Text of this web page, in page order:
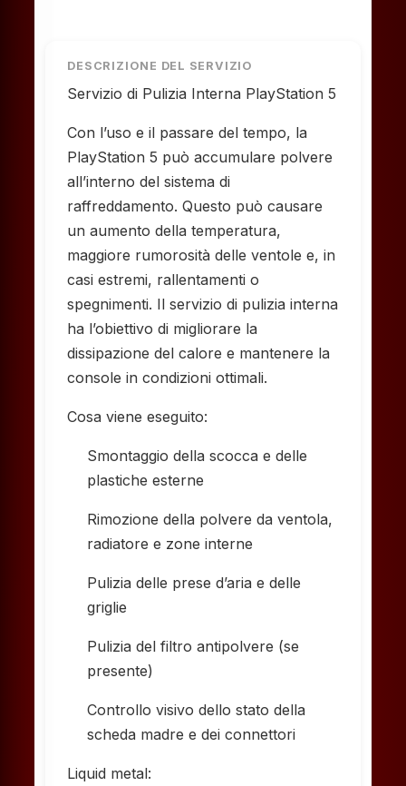
DESCRIZIONE DEL SERVIZIO
Servizio di Pulizia Interna PlayStation 5
Con l’uso e il passare del tempo, la
PlayStation 5 può accumulare polvere
all’interno del sistema di
raffreddamento. Questo può causare
un aumento della temperatura,
maggiore rumorosità delle ventole e, in
casi estremi, rallentamenti o
spegnimenti. Il servizio di pulizia interna
ha l’obiettivo di migliorare la
dissipazione del calore e mantenere la
console in condizioni ottimali.
Cosa viene eseguito:
Smontaggio della scocca e delle
plastiche esterne
Rimozione della polvere da ventola,
radiatore e zone interne
Pulizia delle prese d’aria e delle
griglie
Pulizia del filtro antipolvere (se
presente)
Controllo visivo dello stato della
scheda madre e dei connettori
Liquid metal: